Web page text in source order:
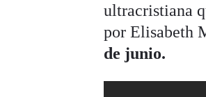
ultracristiana
por Elisabeth
de junio.